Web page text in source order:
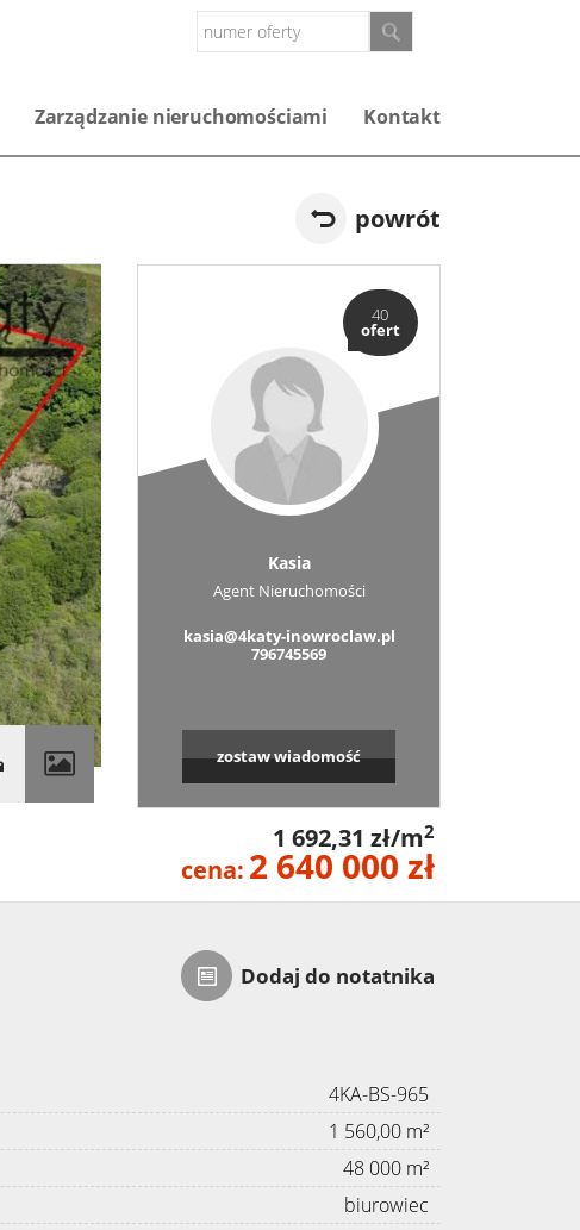
Zarządzanie nieruchomościami Kontakt
powrót
40
ofert
Kasia
Agent Nieruchomości
kasia@4katy-inowroclaw.pl
796745569
zostaw wiadomość
1 692,31 zł/m2
cena: 2 640 000 zł
Dodaj do notatnika
4KA-BS-965
1 560,00 m²
48 000 m²
biurowiec